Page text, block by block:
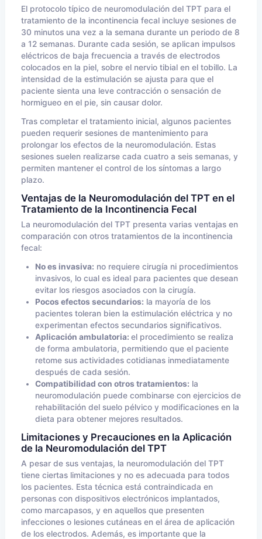
El protocolo típico de neuromodulación del TPT para el
tratamiento de la incontinencia fecal incluye sesiones de
30 minutos una vez a la semana durante un periodo de 8
a 12 semanas. Durante cada sesión, se aplican impulsos
eléctricos de baja frecuencia a través de electrodos
colocados en la piel, sobre el nervio tibial en el tobillo. La
intensidad de la estimulación se ajusta para que el
paciente sienta una leve contracción o sensación de
hormigueo en el pie, sin causar dolor.
Tras completar el tratamiento inicial, algunos pacientes
pueden requerir sesiones de mantenimiento para
prolongar los efectos de la neuromodulación. Estas
sesiones suelen realizarse cada cuatro a seis semanas, y
permiten mantener el control de los síntomas a largo
plazo.
Ventajas de la Neuromodulación del TPT en el
Tratamiento de la Incontinencia Fecal
La neuromodulación del TPT presenta varias ventajas en
comparación con otros tratamientos de la incontinencia
fecal:
No es invasiva: no requiere cirugía ni procedimientos
invasivos, lo cual es ideal para pacientes que desean
evitar los riesgos asociados con la cirugía.
Pocos efectos secundarios: la mayoría de los
pacientes toleran bien la estimulación eléctrica y no
experimentan efectos secundarios significativos.
Aplicación ambulatoria: el procedimiento se realiza
de forma ambulatoria, permitiendo que el paciente
retome sus actividades cotidianas inmediatamente
después de cada sesión.
Compatibilidad con otros tratamientos: la
neuromodulación puede combinarse con ejercicios de
rehabilitación del suelo pélvico y modificaciones en la
dieta para obtener mejores resultados.
Limitaciones y Precauciones en la Aplicación
de la Neuromodulación del TPT
A pesar de sus ventajas, la neuromodulación del TPT
tiene ciertas limitaciones y no es adecuada para todos
los pacientes. Esta técnica está contraindicada en
personas con dispositivos electrónicos implantados,
como marcapasos, y en aquellos que presenten
infecciones o lesiones cutáneas en el área de aplicación
de los electrodos. Además, es importante que la